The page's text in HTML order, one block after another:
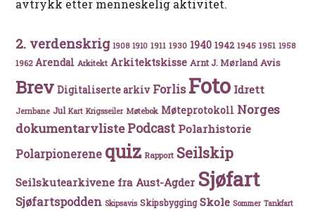
avtrykk etter menneskelig aktivitet.
2. verdenskrig 1908 1910 1911 1930 1940 1942 1945 1951 1958
1962 Arendal Arkitekt Arkitektskisse Arnt J. Mørland Avis
Brev Digitaliserte arkiv Forlis Foto Idrett
Jernbane Jul Kart Krigsseiler Møtebok Møteprotokoll Norges
dokumentarvlistePodcast Polarhistorie
Polarpionerene quiz Rapport Seilskip
Seilskutearkivene fra Aust-Agder Sjøfart
Sjøfartspodden Skipsavis Skipsbygging Skole Sommer Tankfart